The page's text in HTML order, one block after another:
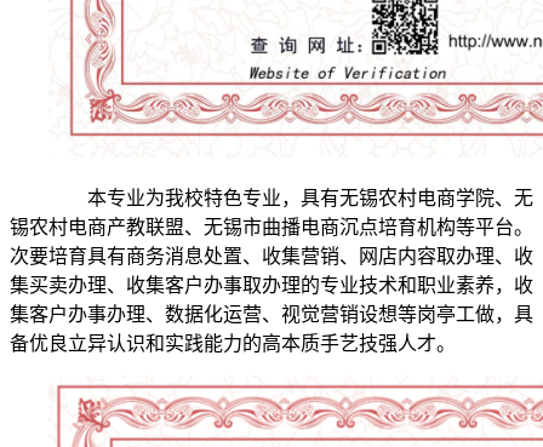
本专业为我校特色专业，具有无锡农村电商学院、无
锡农村电商产教联盟、无锡市曲播电商沉点培育机构等平台。
次要培育具有商务消息处置、收集营销、网店内容取办理、收
集买卖办理、收集客户办事取办理的专业技术和职业素养，收
集客户办事办理、数据化运营、视觉营销设想等岗亭工做，具
备优良立异认识和实践能力的高本质手艺技强人才。